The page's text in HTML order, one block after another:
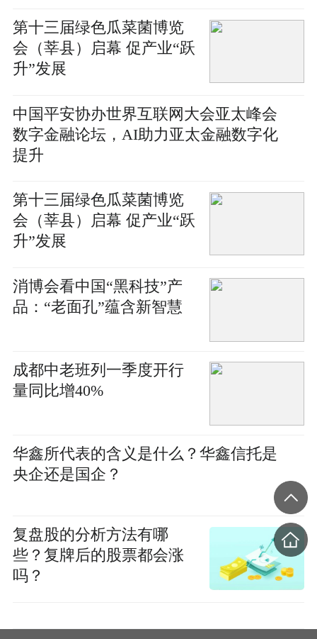
第十三届绿色瓜菜菌博览
会（莘县）启幕 促产业“跃
升”发展
中国平安协办世界互联网大会亚太峰会
数字金融论坛，AI助力亚太金融数字化
提升
第十三届绿色瓜菜菌博览
会（莘县）启幕 促产业“跃
升”发展
消博会看中国“黑科技”产
品：“老面孔”蕴含新智慧
成都中老班列一季度开行
量同比增40%
华鑫所代表的含义是什么？华鑫信托是
央企还是国企？
复盘股的分析方法有哪
些？复牌后的股票都会涨
吗？